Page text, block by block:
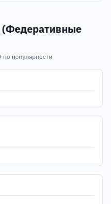
(Федеративные
по популярности